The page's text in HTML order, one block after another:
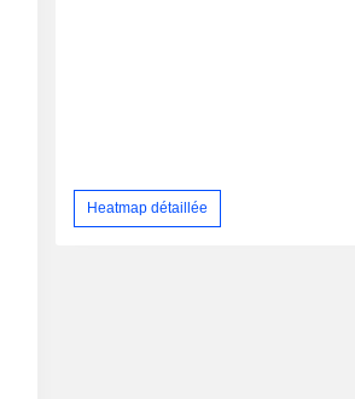
Heatmap détaillée